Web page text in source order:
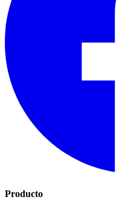
Producto